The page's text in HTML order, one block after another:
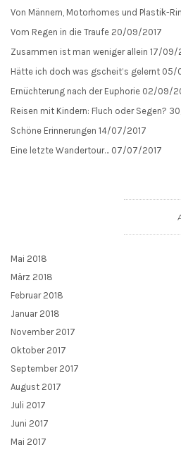
Von Männern, Motorhomes und Plastik-
Vom Regen in die Traufe 20/09/2017
Zusammen ist man weniger allein 17/09/
Hätte ich doch was gscheit’s gelernt 05/
Ernüchterung nach der Euphorie 02/09/
Reisen mit Kindern: Fluch oder Segen?
Schöne Erinnerungen 14/07/2017
Eine letzte Wandertour… 07/07/2017
Mai 2018
März 2018
Februar 2018
Januar 2018
November 2017
Oktober 2017
September 2017
August 2017
Juli 2017
Juni 2017
Mai 2017